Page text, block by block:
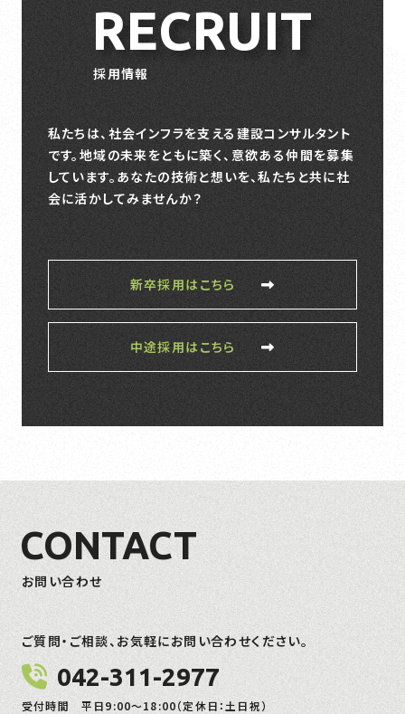
RECRUIT
採用情報
私たちは、社会インフラを支える建設コンサルタント
です。地域の未来をともに築く、意欲ある仲間を募集
しています。 あなたの技術と想いを、私たちと共に社
会に活かしてみませんか？
新卒採用はこちら
中途採用はこちら
CONTACT
お問い合わせ
ご質問・ご相談、お気軽にお問い合わせください。
042-311-2977
受付時間 平日9:00～18:00（定休日：土日祝）